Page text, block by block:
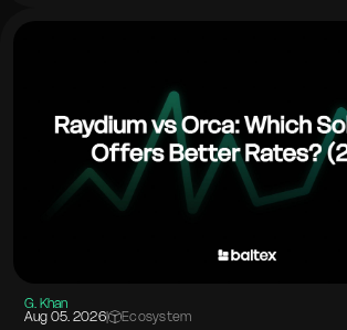
G. Khan
Aug 05. 2026| Ecosystem